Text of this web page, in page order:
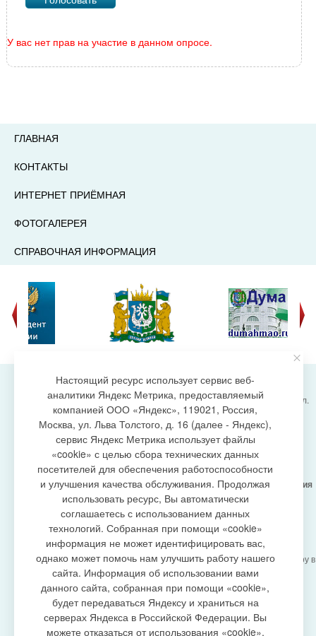
У вас нет прав на участие в данном опросе.
ГЛАВНАЯ
КОНТАКТЫ
ИНТЕРНЕТ ПРИЁМНАЯ
ФОТОГАЛЕРЕЯ
СПРАВОЧНАЯ ИНФОРМАЦИЯ
создание сайта
Администрация городского поселения Излучинск, ул.
Энергетиков, 6, пгт. Излучинск, Нижневартовский
район,
Ханты-Мансийский автономный округ-Югра
(Тюменская область), 628634
Сетевое изданиеhttps://www.gp-izluchinsk.ru
16+
Учредитель -Администрация городского поселения
Излучинск
Бурич Денис Ярославович
(3466) 28-13-77, e-mail:
admizl@rambler.ru
Сетевое изданиеhttps://www.gp-izluchinsk.ru
зарегистрировано Федеральной службой по надзору в
сфере связи,
информационных технологий и массовых
коммуникаций (Роскомнадзор), регистрационный
номер СМИ
ЭЛ № ФС77-87353 от 27.04.2024
Настоящий ресурс использует сервис веб-
аналитики Яндекс Метрика, предоставляемый
компанией ООО «Яндекс», 119021, Россия,
Москва, ул. Льва Толстого, д. 16 (далее - Яндекс),
сервис Яндекс Метрика использует файлы
«cookie» с целью сбора технических данных
посетителей для обеспечения работоспособности
и улучшения качества обслуживания. Продолжая
использовать ресурс, Вы автоматически
соглашаетесь с использованием данных
технологий. Собранная при помощи «cookie»
информация не может идентифицировать вас,
однако может помочь нам улучшить работу нашего
сайта. Информация об использовании вами
данного сайта, собранная при помощи «cookie»,
будет передаваться Яндексу и храниться на
серверах Яндекса в Российской Федерации. Вы
можете отказаться от использования «cookie»,